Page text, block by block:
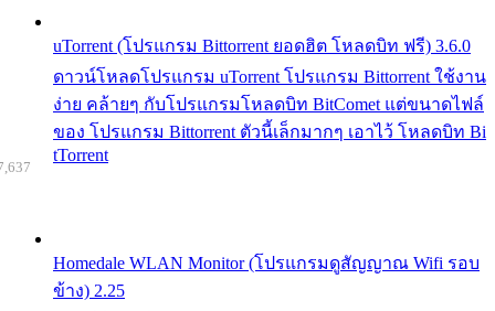
uTorrent (โปรแกรม Bittorrent ยอดฮิต โหลดบิท ฟรี) 3.6.0
ดาวน์โหลดโปรแกรม uTorrent โปรแกรม Bittorrent ใช้งาน
ง่าย คล้ายๆ กับโปรแกรมโหลดบิท BitComet แต่ขนาดไฟล์
ของ โปรแกรม Bittorrent ตัวนี้เล็กมากๆ เอาไว้ โหลดบิท Bi
tTorrent
Homedale WLAN Monitor (โปรแกรมดูสัญญาณ Wifi รอบ
ข้าง) 2.25